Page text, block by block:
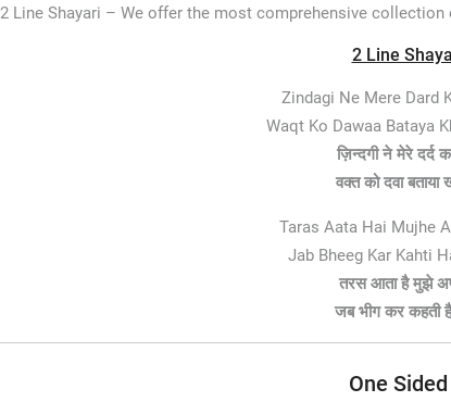
2 Line Shayari – We offer the most comprehensive
2 Line
Zindagi Ne Mere Dard
Waqt Ko Dawaa Bataya
ज़िन्दगी ने मेरे दर्द
वक्त को दवा बताया
Taras Aata Hai Mujhe
Jab Bheeg Kar Kahti
तरस आता है मुझे
जब भीग कर कहती है
One